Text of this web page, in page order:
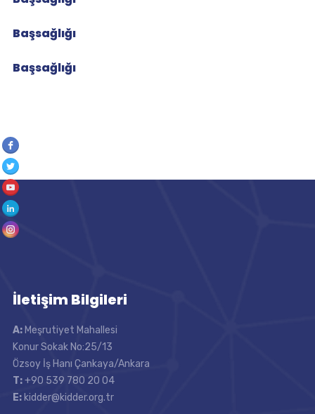
Başsağlığı
Başsağlığı
İletişim Bilgileri
A: Meşrutiyet Mahallesi
Konur Sokak No:25/13
Özsoy İş Hanı Çankaya/Ankara
T:+90 539 780 20 04
E: kidder@kidder.org.tr